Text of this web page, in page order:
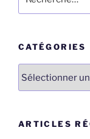
pour
CATÉGORIES
ARTICLES